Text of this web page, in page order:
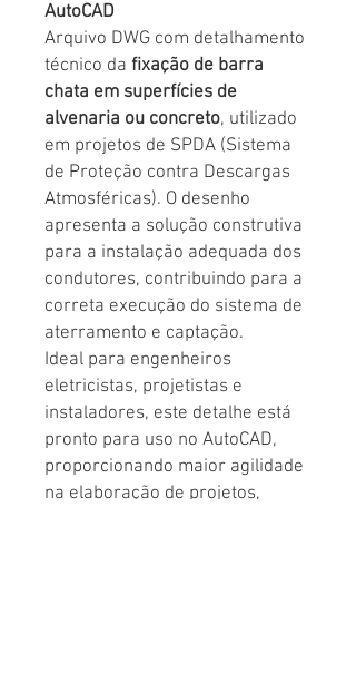
AutoCAD
Arquivo DWG com detalhamento
técnico da fixação de barra
chata em superfícies de
alvenaria ou concreto, utilizado
em projetos de SPDA (Sistema
de Proteção contra Descargas
Atmosféricas). O desenho
apresenta a solução construtiva
para a instalação adequada dos
condutores, contribuindo para a
correta execução do sistema de
aterramento e captação.
Ideal para engenheiros
eletricistas, projetistas e
instaladores, este detalhe está
pronto para uso no AutoCAD,
proporcionando maior agilidade
na elaboração de projetos,